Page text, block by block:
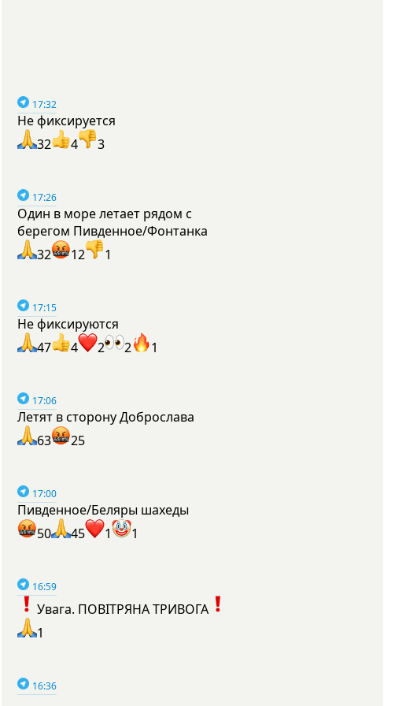
17:32
Не фиксируется
32
4 3
17:26
Один в море летает рядом с
берегом Пивденное/Фонтанка
32
12 1
17:15
Не фиксируются
47
4 2 2 1
17:06
Летят в сторону Доброслава
63
25
17:00
Пивденное/Беляры шахеды
50
45 1 1
16:59
Увага. ПОВІТРЯНА ТРИВОГА
1
16:36